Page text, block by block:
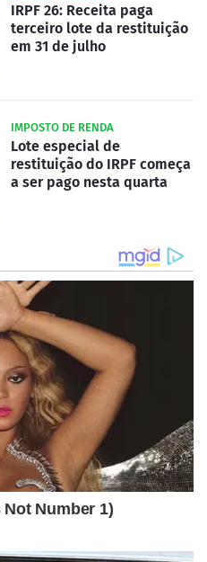
IRPF 26: Receita paga
terceiro lote da restituição
em 31 de julho
IMPOSTO DE RENDA
Lote especial de
restituição do IRPF começa
a ser pago nesta quarta